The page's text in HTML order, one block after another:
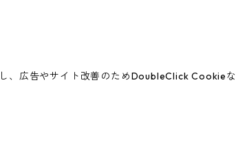
、広告やサイト改善のためDoubleClick Cookie